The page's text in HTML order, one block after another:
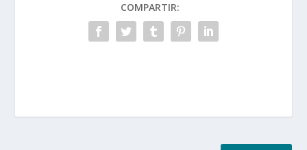
COMPARTIR: